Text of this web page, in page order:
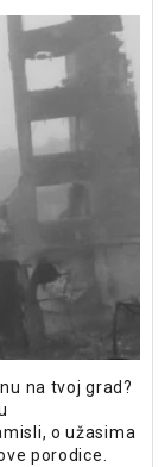
na tvoj grad?
o užasima
porodice.